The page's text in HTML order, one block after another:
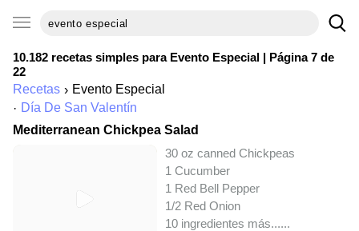
10.182 recetas simples para Evento Especial
| Página 7 de
22
Recetas
Evento Especial
Día De San Valentín
Mediterranean Chickpea Salad
30 oz canned Chickpeas
1 Cucumber
1 Red Bell Pepper
1/2 Red Onion
10 ingredientes más......